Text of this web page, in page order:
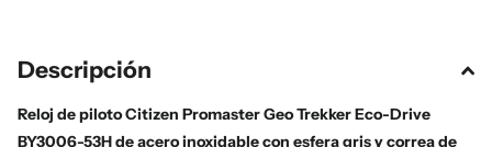
Descripción
Reloj de piloto Citizen Promaster Geo Trekker Eco-Drive
BY3006-53H de acero inoxidable con esfera gris y correa de